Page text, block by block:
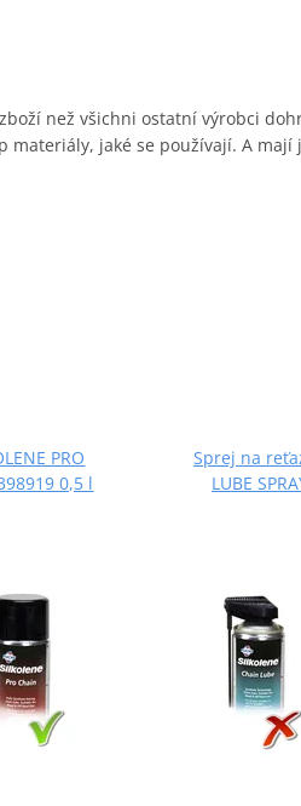
než všichni ostatní výrobci
materiály, jaké se používají. A mají
PRO
0,5 l
Sprej na
LUBE